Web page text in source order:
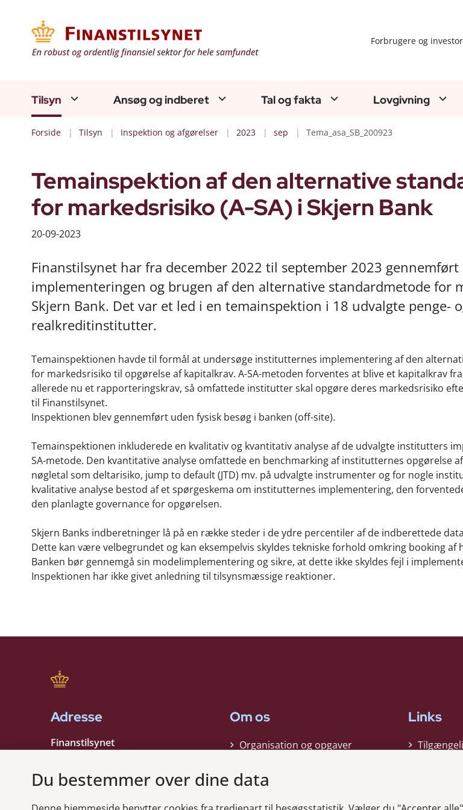
Forbrugere og
Tilsyn Ansøg og indberet Tal og fakta Lovgivning
Forside Tilsyn Inspektion og afgørelser 2023 sep Tema_asa_SB_200923
Temainspektion af den alternative
for markedsrisiko (A-SA) i Skjern Bank
20-09-2023
Finanstilsynet har fra december 2022 til september 2023
implementeringen og brugen af den alternative standardmetode for
Skjern Bank. Det var et led i en temainspektion i 18 udvalgte penge-
realkreditinstitutter.
Temainspektionen havde til formål at undersøge institutternes implementering af den
for markedsrisiko til opgørelse af kapitalkrav. A-SA-metoden forventes at blive et kapitalkrav
allerede nu et rapporteringskrav, så omfattede institutter skal opgøre deres markedsrisiko
til Finanstilsynet.
Inspektionen blev gennemført uden fysisk besøg i banken (off-site).
Temainspektionen inkluderede en kvalitativ og kvantitativ analyse af de udvalgte institutters
SA-metode. Den kvantitative analyse omfattede en benchmarking af institutternes opgørelse
nøgletal som deltarisiko, jump to default (JTD) mv. på udvalgte instrumenter og for nogle
kvalitative analyse bestod af et spørgeskema om institutternes implementering, den
den planlagte governance for opgørelsen.
Skjern Banks indberetninger lå på en række steder i de ydre percentiler af de indberettede
Dette kan være velbegrundet og kan eksempelvis skyldes tekniske forhold omkring booking af
Banken bør gennemgå sin modelimplementering og sikre, at dette ikke skyldes fejl i
Inspektionen har ikke givet anledning til tilsynsmæssige reaktioner.
Adresse
Finanstilsynet
1401 København K
Om os
Organisation og opgaver
Kontakt
Links
Du bestemmer over dine data